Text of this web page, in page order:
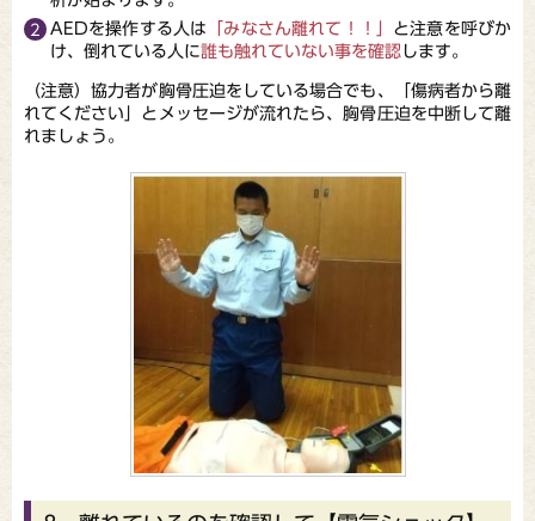
AEDを操作する人は 「みなさん離れて！！」 と注意を呼びか
け、倒れている人に誰も触れていない事を確認 します。
（注意）協力者が胸骨圧迫をしている場合でも、「傷病者から離
れてください」とメッセージが流れたら、胸骨圧迫を中断して離
れましょう。